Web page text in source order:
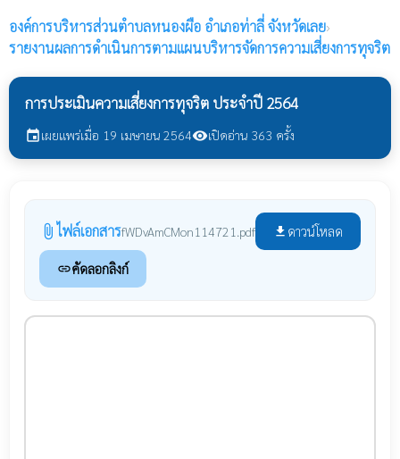
องค์การบริหารส่วนตำบลหนองผือ อำเภอท่าลี่ จังหวัดเลย›
รายงานผลการดำเนินการตามแผนบริหารจัดการความเสี่ยงการทุจริต
การประเมินความเสี่ยงการทุจริต ประจำปี 2564
eventเผยแพร่เมื่อ 19 เมษายน 2564visibilityเปิดอ่าน 363 ครั้ง
attach_file ไฟล์เอกสารfWDvAmCMon114721.pdf file_download ดาวน์โหลด
linkคัดลอกลิงก์